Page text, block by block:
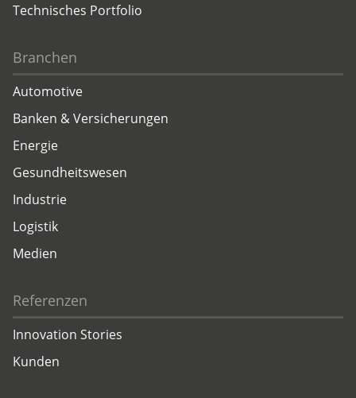
Technisches Portfolio
Branchen
Automotive
Banken & Versicherungen
Energie
Gesundheitswesen
Industrie
Logistik
Medien
Referenzen
Innovation Stories
Kunden